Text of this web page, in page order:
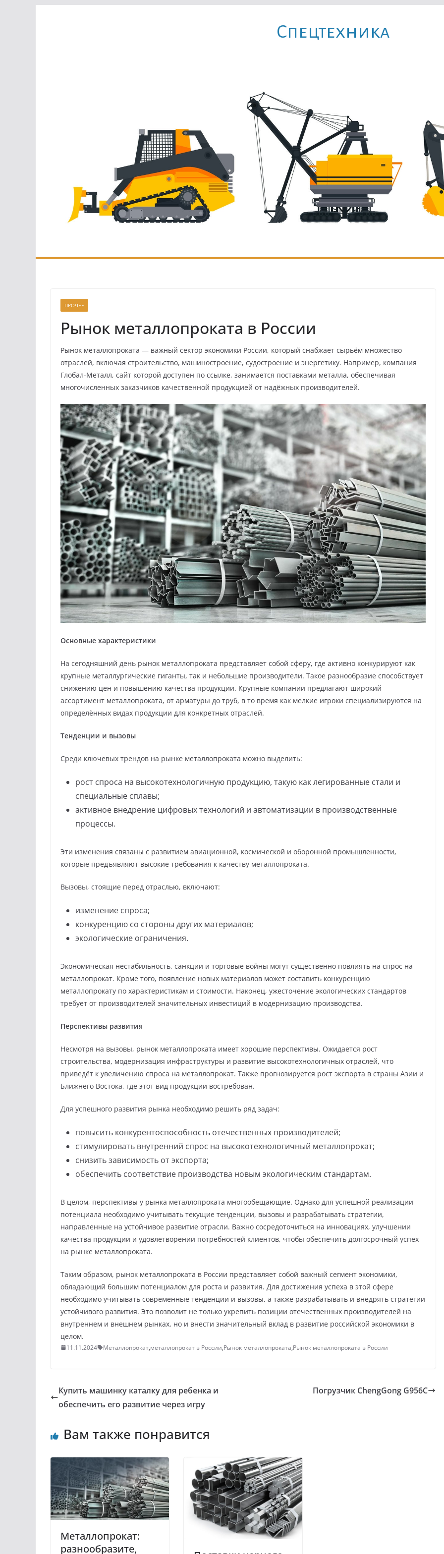
Cпецтехника
ПРОЧЕЕ
Рынок металлопроката в России
Рынок металлопроката — важный сектор экономики России, который снабжает сырьём множество
отраслей, включая строительство, машиностроение, судостроение и энергетику. Например, компания
Глобал-Металл, сайт которой доступен по ссылке, занимается поставками металла, обеспечивая
многочисленных заказчиков качественной продукцией от надёжных производителей.
Основные характеристики
На сегодняшний день рынок металлопроката представляет собой сферу, где активно конкурируют как
крупные металлургические гиганты, так и небольшие производители. Такое разнообразие способствует
снижению цен и повышению качества продукции. Крупные компании предлагают широкий
ассортимент металлопроката, от арматуры до труб, в то время как мелкие игроки специализируются на
определённых видах продукции для конкретных отраслей.
Тенденции и вызовы
Среди ключевых трендов на рынке металлопроката можно выделить:
рост спроса на высокотехнологичную продукцию, такую как легированные стали и
специальные сплавы;
активное внедрение цифровых технологий и автоматизации в производственные
процессы.
Эти изменения связаны с развитием авиационной, космической и оборонной промышленности,
которые предъявляют высокие требования к качеству металлопроката.
Вызовы, стоящие перед отраслью, включают:
изменение спроса;
конкуренцию со стороны других материалов;
экологические ограничения.
Экономическая нестабильность, санкции и торговые войны могут существенно повлиять на спрос на
металлопрокат. Кроме того, появление новых материалов может составить конкуренцию
металлопрокату по характеристикам и стоимости. Наконец, ужесточение экологических стандартов
требует от производителей значительных инвестиций в модернизацию производства.
Перспективы развития
Несмотря на вызовы, рынок металлопроката имеет хорошие перспективы. Ожидается рост
строительства, модернизация инфраструктуры и развитие высокотехнологичных отраслей, что
приведёт к увеличению спроса на металлопрокат. Также прогнозируется рост экспорта в страны Азии и
Ближнего Востока, где этот вид продукции востребован.
Для успешного развития рынка необходимо решить ряд задач:
повысить конкурентоспособность отечественных производителей;
стимулировать внутренний спрос на высокотехнологичный металлопрокат;
снизить зависимость от экспорта;
обеспечить соответствие производства новым экологическим стандартам.
В целом, перспективы у рынка металлопроката многообещающие. Однако для успешной реализации
потенциала необходимо учитывать текущие тенденции, вызовы и разрабатывать стратегии,
направленные на устойчивое развитие отрасли. Важно сосредоточиться на инновациях, улучшении
качества продукции и удовлетворении потребностей клиентов, чтобы обеспечить долгосрочный успех
на рынке металлопроката.
Таким образом, рынок металлопроката в России представляет собой важный сегмент экономики,
обладающий большим потенциалом для роста и развития. Для достижения успеха в этой сфере
необходимо учитывать современные тенденции и вызовы, а также разрабатывать и внедрять стратегии
устойчивого развития. Это позволит не только укрепить позиции отечественных производителей на
внутреннем и внешнем рынках, но и внести значительный вклад в развитие российской экономики в
целом.
11.11.2024 Металлопрокат,металлопрокат в России,Рынок металлопроката,Рынок металлопроката в России
Купить машинку каталку для ребенка и
обеспечить его развитие через игру
Погрузчик ChengGong G956C
Вам также понравится
Металлопрокат:
разнообразите,